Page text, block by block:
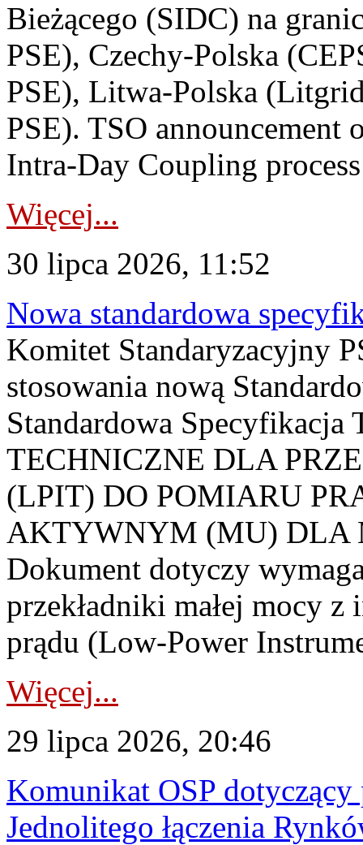
Bieżącego (SIDC) na
PSE), Czechy-Polska
PSE), Litwa-Polska
PSE). TSO announcement
Intra-Day Coupling
Więcej...
30 lipca 2026, 11:52
Nowa standardowa
Komitet Standaryzacyjny
stosowania nową
Standardowa
TECHNICZNE DLA
(LPIT) DO POMIARU
AKTYWNYM (MU) DLA
Dokument dotyczy
przekładniki małej mocy
prądu (Low-Power
Więcej...
29 lipca 2026, 20:46
Komunikat OSP
Jednolitego łączenia